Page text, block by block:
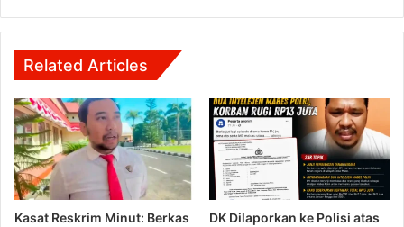
Related Articles
Kasat Reskrim Minut: Berkas
DK Dilaporkan ke Polisi atas